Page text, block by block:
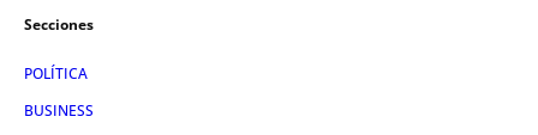
Secciones
POLÍTICA
BUSINESS